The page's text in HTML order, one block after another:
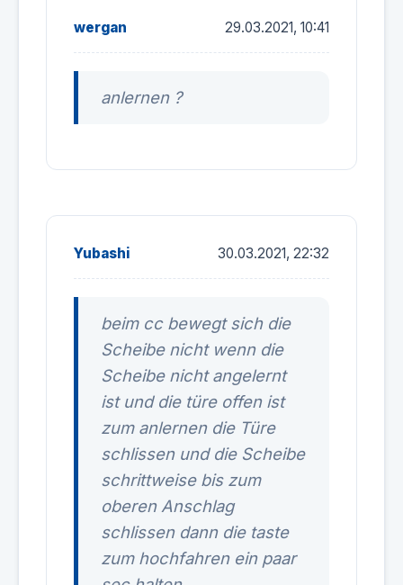
wergan 29.03.2021, 10:41
anlernen ?
Yubashi 30.03.2021, 22:32
beim cc bewegt sich die
Scheibe nicht wenn die
Scheibe nicht angelernt
ist und die türe offen ist
zum anlernen die Türe
schlissen und die Scheibe
schrittweise bis zum
oberen Anschlag
schlissen dann die taste
zum hochfahren ein paar